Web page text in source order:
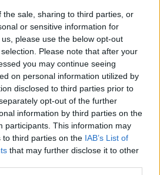
the sale, sharing to third parties, or
or sensitive information for
please use the below opt-out
Please note that after your
you may continue seeing
on personal information utilized by
disclosed to third parties prior to
opt-out of the further
information by third parties on the
participants. This information may
to third parties on the IAB’s List of
that may further disclose it to other
prostředí aktualizovalo Národní
změnu klimatu
Ministerstvo životního
prostředí (MŽP) dokončilo
návrh aktualizace Národního
akčního plánu adaptace na
změnu klimatu pro období
Operačního fondu životního prostředí
miliardy korun. Od roku 2021 už bylo
korun podpořeno 776 projektů
se změně klimatu, prevenci rizik a
dopadům.